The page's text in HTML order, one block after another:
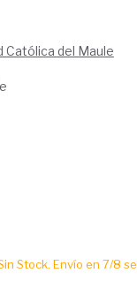
Católica del Maule
Stock. Envío en 7/8